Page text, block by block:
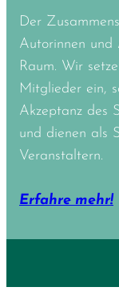
Der
Autorinnen und
Raum. Wir
Mitglieder ein,
Akzeptanz des
und dienen als
Veranstaltern.
Erfahre mehr!